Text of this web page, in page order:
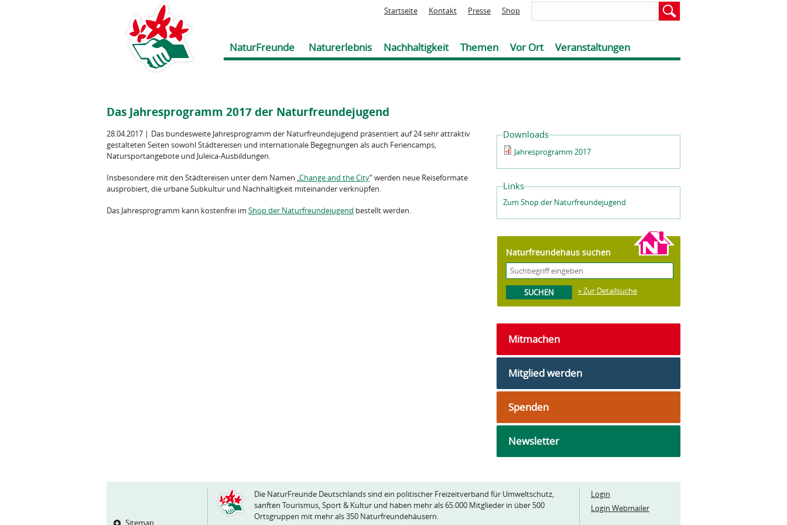
Jump to navigation
Startseite Kontakt Presse Shop
NaturFreunde Naturerlebnis Nachhaltigkeit Themen Vor Ort Veranstaltungen
Das Jahresprogramm 2017 der Naturfreundejugend
28.04.2017 | Das bundesweite Jahresprogramm der Naturfreundejugend präsentiert auf 24 sehr attraktiv
gestalteten Seiten sowohl Städtereisen und internationale Begegnungen als auch Feriencamps,
Natursportangebote und Juleica-Ausbildungen.
Insbesondere mit den Städtereisen unter dem Namen „Change and the City“ werden neue Reiseformate
ausprobiert, die urbane Subkultur und Nachhaltigkeit miteinander verknüpfen.
Das Jahresprogramm kann kostenfrei im Shop der Naturfreundejugend bestellt werden.
Downloads
Jahresprogramm 2017
Links
Zum Shop der Naturfreundejugend
Naturfreundehaus suchen
» Zur Detailsuche
Mitmachen
Mitglied werden
Spenden
Newsletter
Sitemap
Die NaturFreunde Deutschlands sind ein politischer Freizeitverband für Umweltschutz,
sanften Tourismus, Sport & Kultur und haben mehr als 65.000 Mitglieder in über 500
Ortsgruppen mit mehr als 350 Naturfreundehäusern.
Login
Login Webmailer